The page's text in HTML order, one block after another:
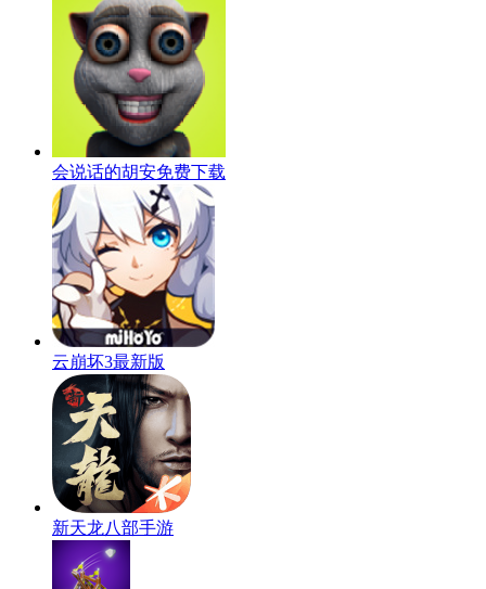
会说话的胡安免费下载
云崩坏3最新版
新天龙八部手游